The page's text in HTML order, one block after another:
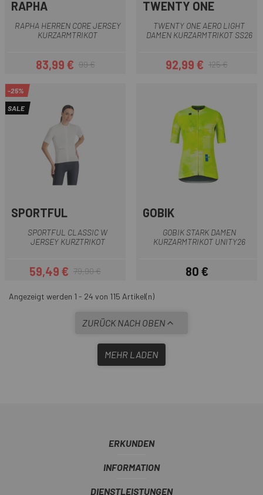
RAPHA
RAPHA HERREN CORE JERSEY
KURZARMTRIKOT
Preis
83,99 €Regulärer Preis
99 €
TWENTY ONE
TWENTY ONE AERO LIGHT
DAMEN KURZARMTRIKOT SS26
Preis
92,99 €Regulärer Preis
125 €
-25%
SALE
SPORTFUL
SPORTFUL CLASSIC W
JERSEY KURZTRIKOT
Preis
59,49 €Regulärer Preis
79,90 €
GOBIK
GOBIK STARK DAMEN
KURZARMTRIKOT UNITY26
Preis
80 €
Angezeigt werden 1 - 24 von 115 Artikel(n)
ZURÜCK NACH OBEN
MEHR LADEN
ERKUNDEN
INFORMATION
DIENSTLEISTUNGEN